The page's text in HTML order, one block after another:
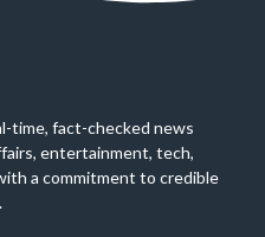
time, fact-checked news
entertainment, tech,
a commitment to credible